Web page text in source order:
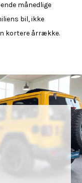
månedlige
bil, ikke
kortere årrække.